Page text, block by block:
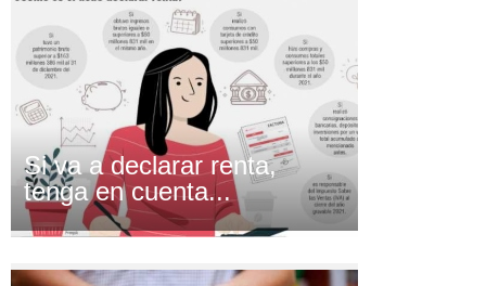
Si va a declarar renta,
tenga en cuenta...